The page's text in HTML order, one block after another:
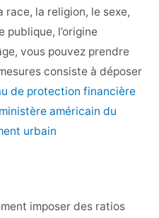
la religion, le sexe,
publique, l’origine
vous pouvez prendre
consiste à déposer
de protection financière
ministère américain du
urbain
imposer des ratios